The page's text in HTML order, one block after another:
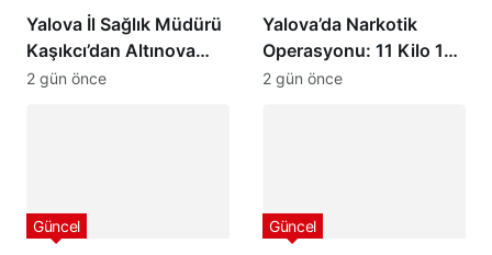
Yalova İl Sağlık Müdürü
Kaşıkcı’dan Altınova
Kaymakamı Göksu
2 gün önce
Yalova’da Narkotik
Operasyonu: 11 Kilo 185
Gram Uyuşturucu Ele
2 gün önce
Güncel Güncel